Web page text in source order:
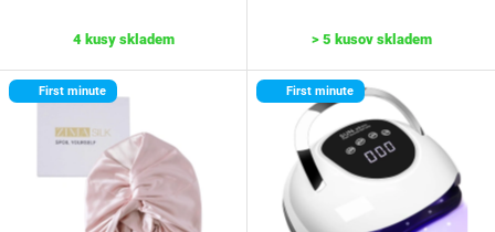
4 kusy skladem > 5 kusov skladem
First minute First minute